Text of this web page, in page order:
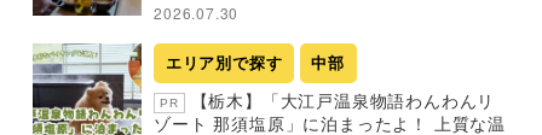
2026.07.30
エリア別で探す 中部
PR
【栃木】「大江戸温泉物語わんわんリ
ゾート 那須塩原」に泊まったよ！ 上質な温